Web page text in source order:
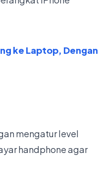
ke Laptop, Dengan
mengatur level
handphone agar